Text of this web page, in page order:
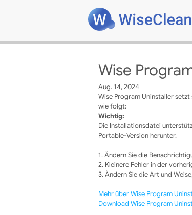
Wise
Aug. 14, 2024
Wise Program Uninstaller
wie folgt:
Wichtig:
Die Installationsdatei
Portable-Version herunter.
1. Ändern Sie die
2. Kleinere Fehler in der
3. Ändern Sie die Art und
Mehr über Wise Program
Download Wise Program